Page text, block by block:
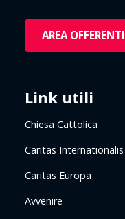
AREA OFFERENTI
Link utili
Chiesa Cattolica
Caritas Internationalis
Caritas Europa
Avvenire